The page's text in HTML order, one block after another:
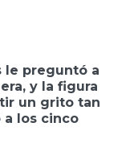
le preguntó a
y la figura
un grito tan